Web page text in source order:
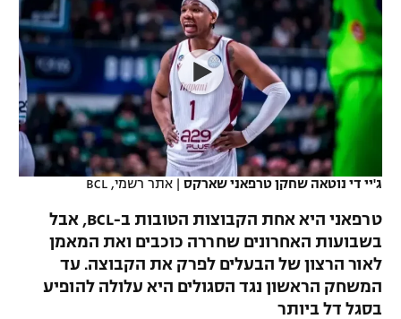
VOD
רץ ברשת
תוצאות
לוח שידורים
ברחבה
נבחרת ישראל
מכבי חיפה
בית"ר ירושלים
מכבי תל אביב
הפועל תל אביב
הפועל חיפה
הפועל באר שבע
ליגה ספרדית
ליגה איטלקית
ליגה צרפתית
ליגה הולנדית
ליגה טורקית
ליגה סינית
ליגה ברזילאית
כדורסל נשים
מכבי תל אביב
הפועל חולון
הפועל ירושלים
דני אבדיה
יורוליג
יורוקאפ
טניס
כדוריד
שחייה
ג'ודו
אגרוף
ספורט אולימפי
ג'יי די נוטאה שחקן טרפאני שארקס | אתר רשמי, BCL
טרפאני היא אחת הקבוצות הטובות ב-BCL, אבל
בשבועות האחרונים שחררה כוכבים ואת המאמן
לאור הרצון של הבעלים לפרק את הקבוצה. עד
המשחק הראשון נגד הסגולים היא עלולה להופיע
בסגל דל ביותר